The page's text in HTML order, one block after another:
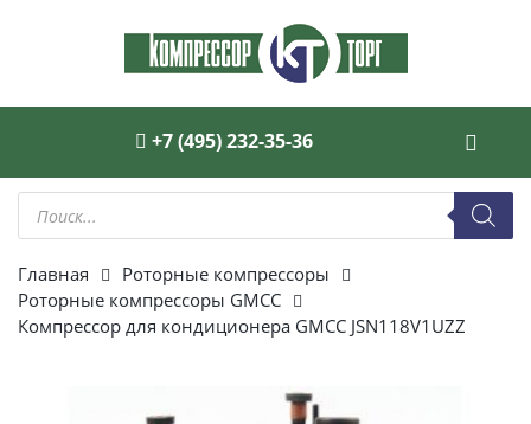
+7 (495) 232-35-36
Поиск
товаров
Главная
Роторные компрессоры
Роторные компрессоры GMCC
Компрессор для кондиционера GMCC JSN118V1UZZ